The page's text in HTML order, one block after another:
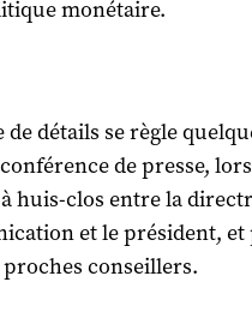
monétaire.
de détails se règle
de presse,
huis-clos entre la
et le président, et
proches conseillers.